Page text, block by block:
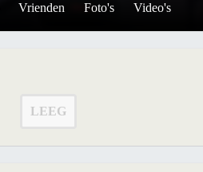
Vrienden Foto's Video's
LEEG